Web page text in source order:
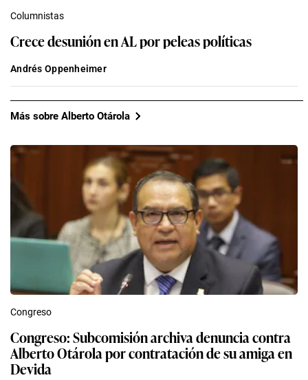
Columnistas
Crece desunión en AL por peleas políticas
Andrés Oppenheimer
Más sobre Alberto Otárola
Congreso
Congreso: Subcomisión archiva denuncia contra
Alberto Otárola por contratación de su amiga en
Devida